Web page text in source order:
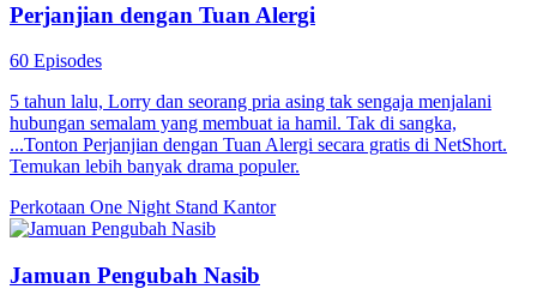
Perjanjian dengan Tuan Alergi
60 Episodes
5 tahun lalu, Lorry dan seorang pria asing tak sengaja menjalani
hubungan semalam yang membuat ia hamil. Tak di sangka,
...Tonton Perjanjian dengan Tuan Alergi secara gratis di NetShort.
Temukan lebih banyak drama populer.
Perkotaan One Night Stand Kantor
Jamuan Pengubah Nasib